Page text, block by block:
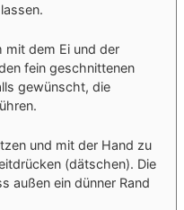
mit dem Ei und der
fein geschnittenen
gewünscht, die
und mit der Hand zu
(dätschen). Die
außen ein dünner Rand